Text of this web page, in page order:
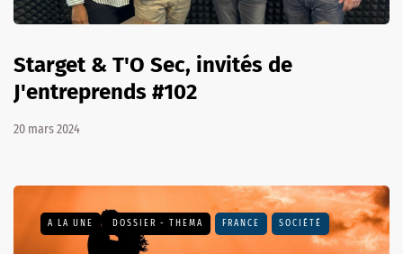
Starget & T'O Sec, invités de
J'entreprends #102
20 mars 2024
A LA UNE DOSSIER - THEMA FRANCE SOCIÉTÉ